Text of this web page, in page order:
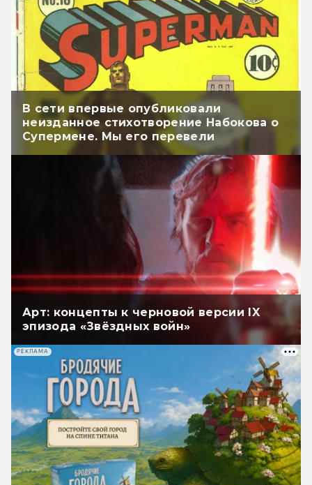
В сети впервые опубликовали
неизданное стихотворение Набокова о
Супермене. Мы его перевели
Арт: концепты к черновой версии IX
эпизода «Звёздных войн»
РЕКЛАМА